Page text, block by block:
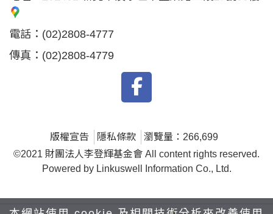
電話： (02)2808-4777
傳真： (02)2808-4779
版權宣告 隱私條款
瀏覽量：266,699
©2021 財團法人李登輝基金會 All content rights reserved.
Powered by Linkuswell Information Co., Ltd.